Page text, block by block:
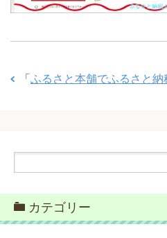
「 ふるさと本舗でふるさと納
カテゴリー